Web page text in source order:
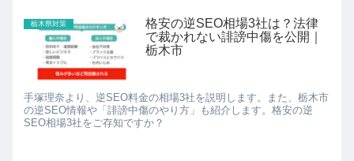
栃木県対策
格安の逆SEO相場3社は？法律
で裁かれない誹謗中傷を公開｜
栃木市
手塚理奈より、逆SEO料金の相場3社を説明します。また、栃木市
の逆SEO情報や「誹謗中傷のやり方」も紹介します。格安の逆
SEO相場3社をご存知ですか？